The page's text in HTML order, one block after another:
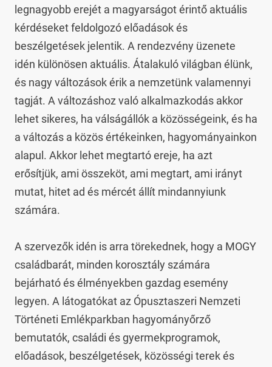
legnagyobb erejét a magyarságot érintő aktuális
kérdéseket feldolgozó előadások és
beszélgetések jelentik. A rendezvény üzenete
idén különösen aktuális. Átalakuló világban élünk,
és nagy változások érik a nemzetünk valamennyi
tagját. A változáshoz való alkalmazkodás akkor
lehet sikeres, ha válságállók a közösségeink, és ha
a változás a közös értékeinken, hagyományainkon
alapul. Akkor lehet megtartó ereje, ha azt
erősítjük, ami összeköt, ami megtart, ami irányt
mutat, hitet ad és mércét állít mindannyiunk
számára.
A szervezők idén is arra törekednek, hogy a MOGY
családbarát, minden korosztály számára
bejárható és élményekben gazdag esemény
legyen. A látogatókat az Ópusztaszeri Nemzeti
Történeti Emlékparkban hagyományőrző
bemutatók, családi és gyermekprogramok,
előadások, beszélgetések, közösségi terek és